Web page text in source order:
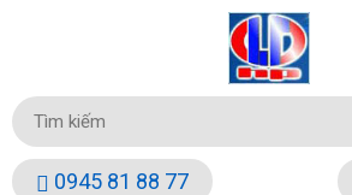
0945 81 88 77